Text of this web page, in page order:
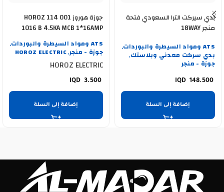
بدي سيركت الترا السعودي فتحة
منجر 18WAY
ATS ومواد السيطرة والبوردات ,
بدي سركت معدني وبلاستك,
جوزة - منجر
148.500
إضافة إلى السلة
جوزة هوروز HOROZ 114 001
1016 B 4.5KA MCB 1*16AMP
ATS ومواد السيطرة والبوردات ,
جوزة - منجر,
HOROZ ELECTRIC
HOROZ ELECTRIC
3.500
إضافة إلى السلة